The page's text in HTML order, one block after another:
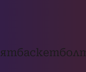
баскетбол